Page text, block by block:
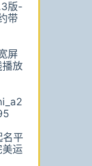
版-
带
屏
放
名平
运